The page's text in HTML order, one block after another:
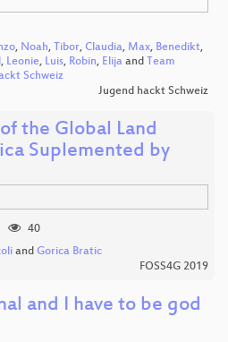
, Noah, Tibor, Claudia, Max, Benedikt,
, Leonie, Luis, Robin, Elija and Team
Schweiz
Jugend hackt Schweiz
the Global Land
Suplemented by
40
and Gorica Bratic
FOSS4G 2019
and I have to be god